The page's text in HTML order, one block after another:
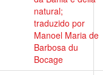
natural;
traduzido por
Manoel Maria de
Barbosa du
Bocage